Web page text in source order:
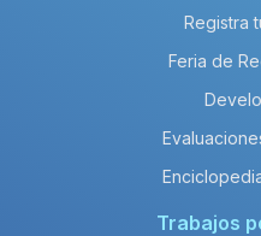
Registra
Feria de
Trabajos